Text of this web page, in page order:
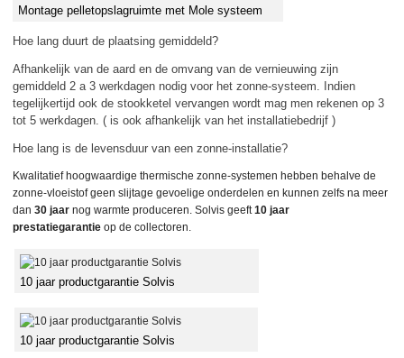
Montage pelletopslagruimte met Mole systeem
Hoe lang duurt de plaatsing gemiddeld?
Afhankelijk van de aard en de omvang van de vernieuwing zijn
gemiddeld 2 a 3 werkdagen nodig voor het zonne-systeem. Indien
tegelijkertijd ook de stookketel vervangen wordt mag men rekenen op 3
tot 5 werkdagen. ( is ook afhankelijk van het installatiebedrijf )
Hoe lang is de levensduur van een zonne-installatie?
Kwalitatief hoogwaardige thermische zonne-systemen hebben behalve de
zonne-vloeistof geen slijtage gevoelige onderdelen en kunnen zelfs na meer
dan30 jaar nog warmte produceren. Solvis geeft10 jaar
prestatiegarantie op de collectoren.
10 jaar productgarantie Solvis
10 jaar productgarantie Solvis